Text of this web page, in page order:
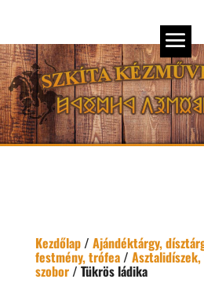
Kezdőlap/ Ajándéktárgy,
festmény, trófea/
szobor/ Tükrös ládika